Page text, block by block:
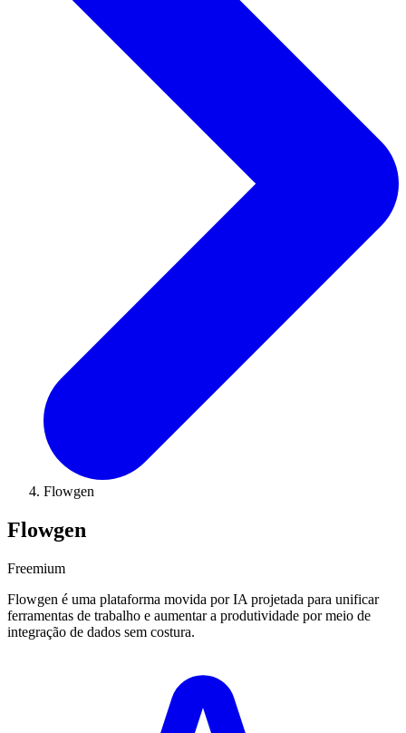
Flowgen
Flowgen
Freemium
Flowgen é uma plataforma movida por IA projetada para unificar
ferramentas de trabalho e aumentar a produtividade por meio de
integração de dados sem costura.